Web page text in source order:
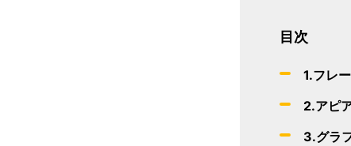
目次
1.フレ
2.アピ
3.グラ